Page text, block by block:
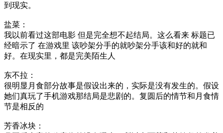
到现实。
盐菜：
我以前看过这部电影 但是完全想不起结局。这么看来 标题已
经暗示了 在游戏里 该吵架分手的就吵架分手该和好的就和
好。在现实里，都是完美陌生人
东不拉：
很明显月食部分故事是假设出来的，实际是没有发生的。假设
她们真玩了手机游戏那结局是悲剧的。复圆后的情节和月食情
节是相反的
芳香冰块：